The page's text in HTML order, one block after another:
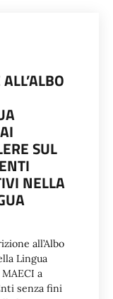
SUL
NELLA
all’Albo
Lingua
a
senza fini